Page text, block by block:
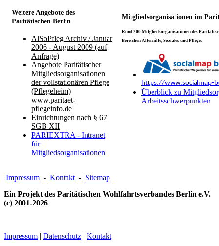
Weitere Angebote des
Paritätischen Berlin
Mitgliedsorganisationen im
AlSoPfleg Archiv / Januar
2006 - August 2009 (auf
Anfrage)
Angebote Paritätischer
Mitgliedsorganisationen
der vollstationären Pflege
(Pflegeheim)
www.paritaet-
pflegeinfo.de
Einrichtungen nach § 67
SGB XII
PARIEXTRA - Intranet
für
Mitgliedsorganisationen
Rund 200 Mitgliedsorganisationen des
Bereichen Altenhilfe, Soziales und Pflege.
https://www.socialmap-
Überblick zu
Arbeitsschwerpunkten
Impressum - Kontakt - Sitemap
Ein Projekt des Paritätischen Wohlfahrtsverbandes Berlin e.V.
(c) 2001-2026
Impressum | Datenschutz | Kontakt